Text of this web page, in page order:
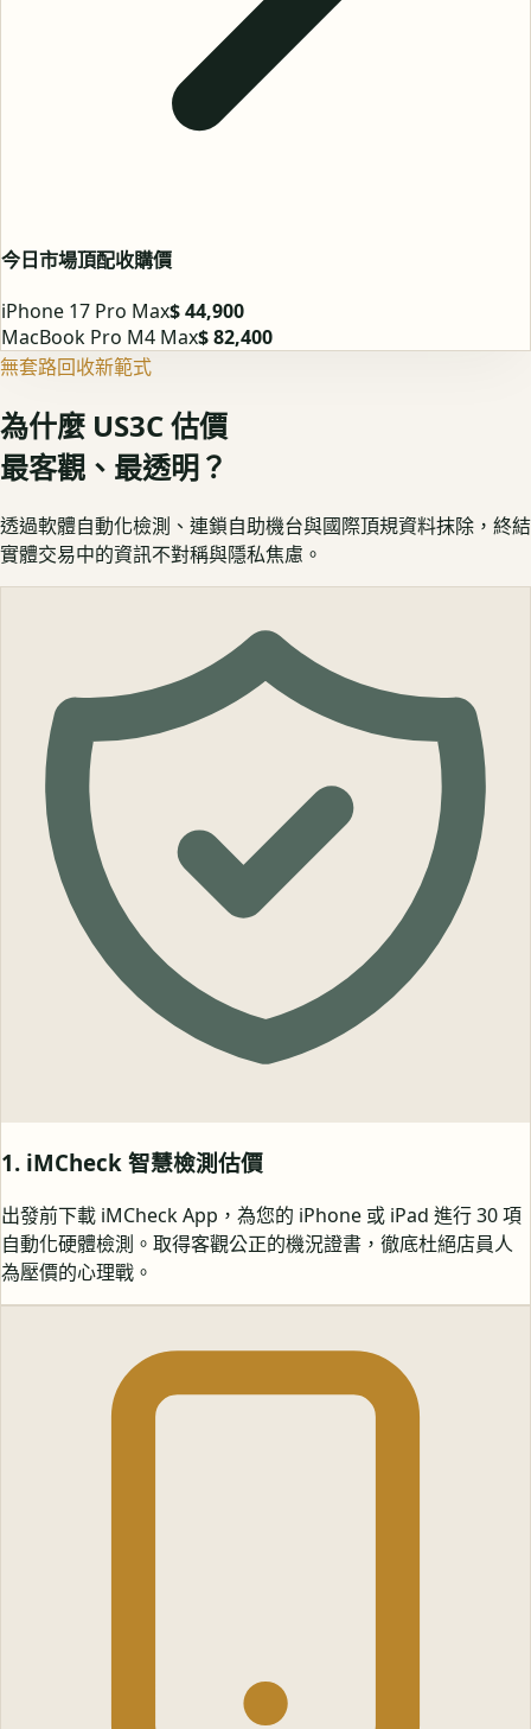
今日市場頂配收購價
iPhone 17 Pro Max$ 44,900
MacBook Pro M4 Max$ 82,400
無套路回收新範式
為什麼 US3C 估價
最客觀、最透明？
透過軟體自動化檢測、連鎖自助機台與國際頂規資料抹除，終結
實體交易中的資訊不對稱與隱私焦慮。
1. iMCheck 智慧檢測估價
出發前下載 iMCheck App，為您的 iPhone 或 iPad 進行 30 項
自動化硬體檢測。取得客觀公正的機況證書，徹底杜絕店員人
為壓價的心理戰。